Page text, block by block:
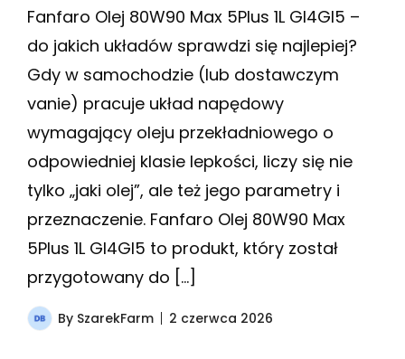
Fanfaro Olej 80W90 Max 5Plus 1L Gl4Gl5 –
do jakich układów sprawdzi się najlepiej?
Gdy w samochodzie (lub dostawczym
vanie) pracuje układ napędowy
wymagający oleju przekładniowego o
odpowiedniej klasie lepkości, liczy się nie
tylko „jaki olej”, ale też jego parametry i
przeznaczenie. Fanfaro Olej 80W90 Max
5Plus 1L Gl4Gl5 to produkt, który został
przygotowany do […]
By SzarekFarm 2 czerwca 2026